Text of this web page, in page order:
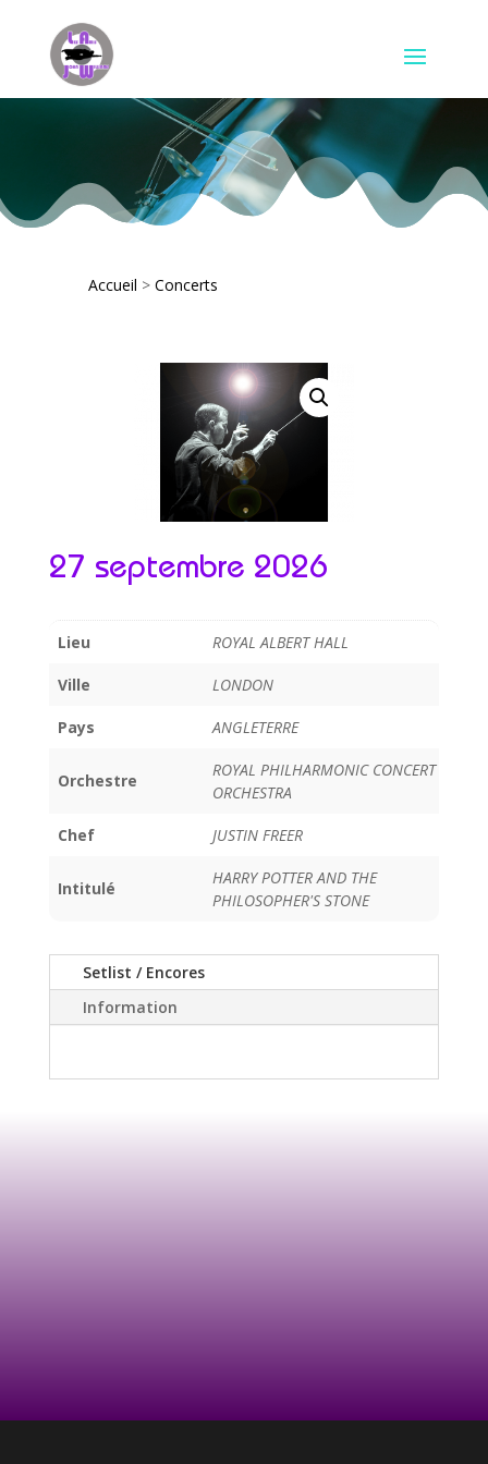
Accueil > Concerts
27 septembre 2026
Lieu ROYAL ALBERT HALL
Ville LONDON
Pays ANGLETERRE
Orchestre
ROYAL PHILHARMONIC CONCERT
ORCHESTRA
Chef JUSTIN FREER
Intitulé
HARRY POTTER AND THE
PHILOSOPHER'S STONE
Setlist / Encores
Information